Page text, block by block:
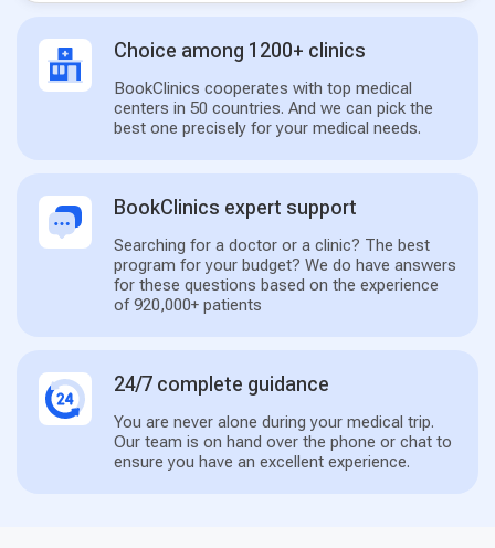
Choice among 1200+ clinics
BookClinics cooperates with top medical
centers in 50 countries. And we can pick the
best one precisely for your medical needs.
BookClinics expert support
Searching for a doctor or a clinic? The best
program for your budget? We do have answers
for these questions based on the experience
of 920,000+ patients
24/7 complete guidance
You are never alone during your medical trip.
Our team is on hand over the phone or chat to
ensure you have an excellent experience.